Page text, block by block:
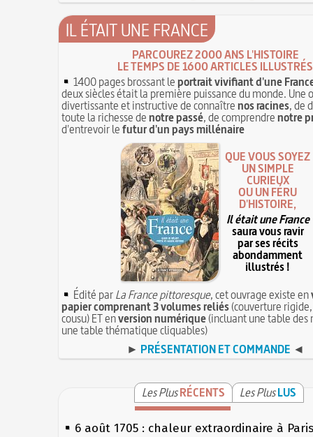
IL ÉTAIT UNE FRANCE
PARCOUREZ 2000 ANS L'HISTOIRE
LE TEMPS DE 1600 ARTICLES ILLUSTRÉS
1400 pages brossant leportrait vivifiant d'une
deux siècles était la première puissance du monde. Une
divertissante et instructive de connaîtrenos racines, de
toute la richesse denotre passé, de comprendrenotre
d'entrevoir lefutur d'un pays millénaire
QUE VOUS SOYEZ
UN SIMPLE
CURIEUX
OU UN FÉRU
D'HISTOIRE,
Il était une France
saura vous ravir
par ses récits
abondamment
illustrés !
Édité parLa France pittoresque, cet ouvrage existe en
papier comprenant 3 volumes reliés(couverture
cousu) ET enversion numérique(incluant une table des
une table thématique cliquables)
► PRÉSENTATION ET COMMANDE ◄
Les PlusRÉCENTS Les PlusLUS
6 août 1705 : chaleur extraordinaire à Paris